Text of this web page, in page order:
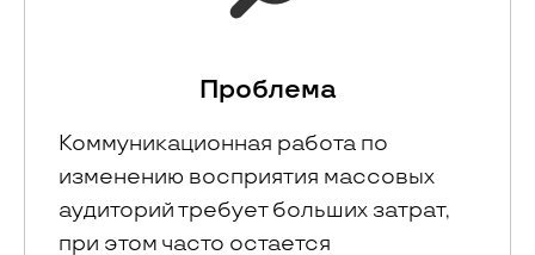
Проблема
Коммуникационная работа по
изменению восприятия массовых
аудиторий требует больших затрат,
при этом часто остается